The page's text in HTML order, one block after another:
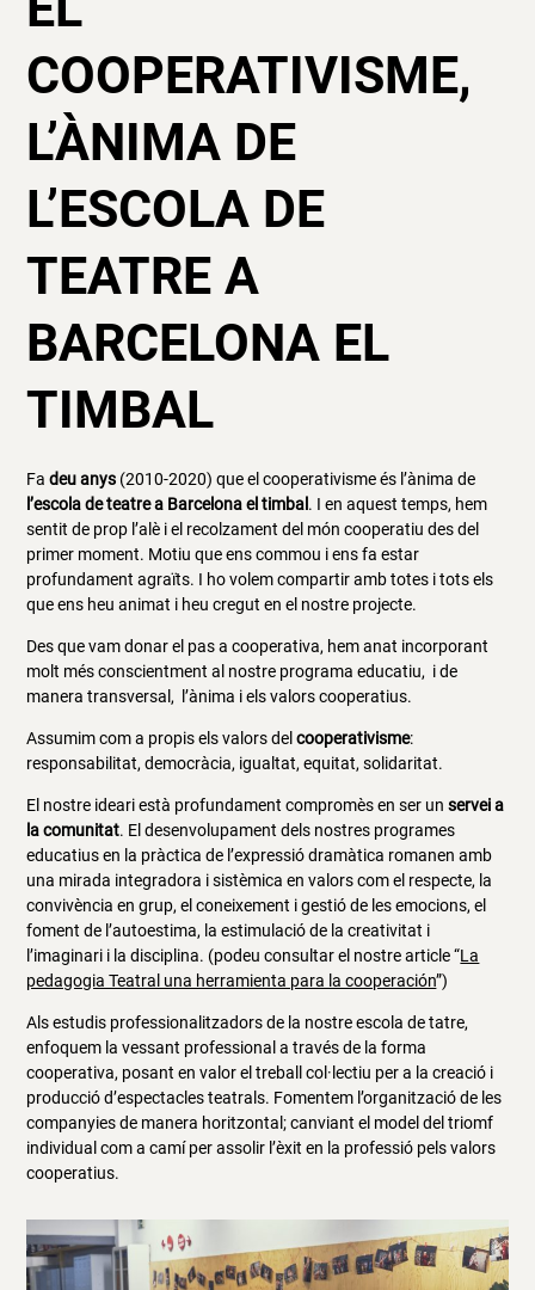
COOPERATIVISME,
L’ÀNIMA DE
L’ESCOLA DE
TEATRE A
BARCELONA EL
TIMBAL
Fadeu anys (2010-2020) que el cooperativisme és l’ànima de
l’escola de teatre a Barcelona el timbal . I en aquest temps, hem
sentit de prop l’alè i el recolzament del món cooperatiu des del
primer moment. Motiu que ens commou i ens fa estar
profundament agraïts. I ho volem compartir amb totes i tots els
que ens heu animat i heu cregut en el nostre projecte.
Des que vam donar el pas a cooperativa, hem anat incorporant
molt més conscientment al nostre programa educatiu, i de
manera transversal, l’ànima i els valors cooperatius.
Assumim com a propis els valors delcooperativisme:
responsabilitat, democràcia, igualtat, equitat, solidaritat.
El nostre ideari està profundament compromès en ser unservei a
la comunitat. El desenvolupament dels nostres programes
educatius en la pràctica de l’expressió dramàtica romanen amb
una mirada integradora i sistèmica en valors com el respecte, la
convivència en grup, el coneixement i gestió de les emocions, el
foment de l’autoestima, la estimulació de la creativitat i
l’imaginari i la disciplina. (podeu consultar el nostre article “La
pedagogia Teatral una herramienta para la cooperación”)
Als estudis professionalitzadors de la nostre escola de tatre,
enfoquem la vessant professional a través de la forma
cooperativa, posant en valor el treball col·lectiu per a la creació i
producció d’espectacles teatrals. Fomentem l’organització de les
companyies de manera horitzontal; canviant el model del triomf
individual com a camí per assolir l’èxit en la professió pels valors
cooperatius.